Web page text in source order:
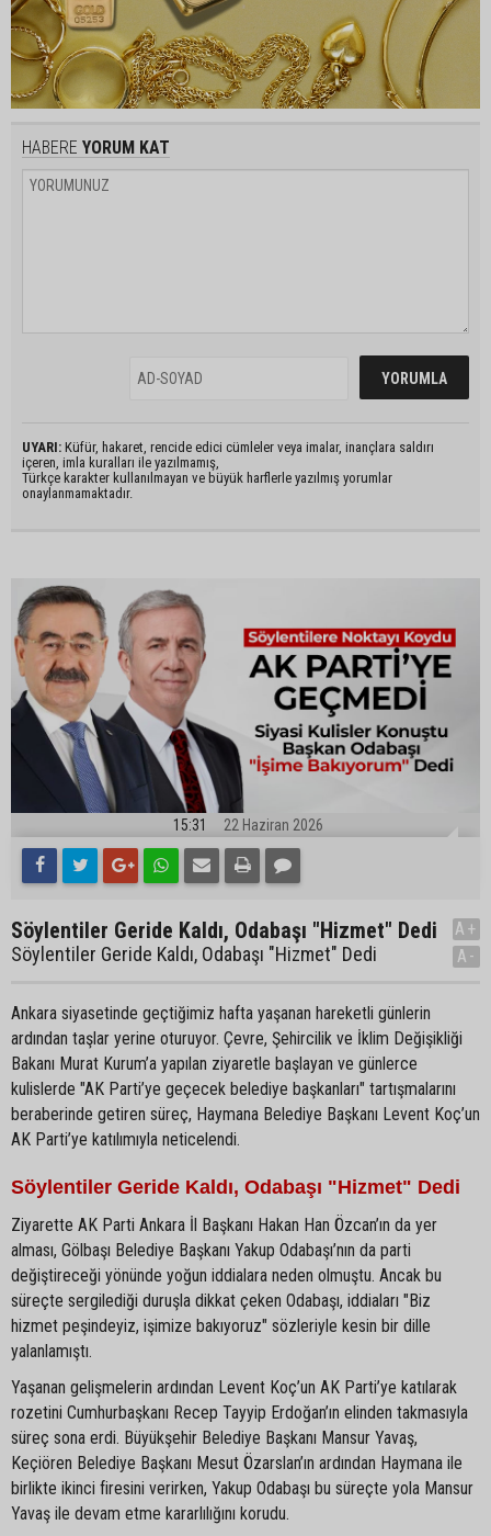
HABERE YORUM KAT
UYARI: Küfür, hakaret, rencide edici cümleler veya imalar, inançlara saldırı
içeren, imla kuralları ile yazılmamış,
Türkçe karakter kullanılmayan ve büyük harflerle yazılmış yorumlar
onaylanmamaktadır.
15:31 22 Haziran 2026
Söylentiler Geride Kaldı, Odabaşı "Hizmet" Dedi
Söylentiler Geride Kaldı, Odabaşı "Hizmet" Dedi
A+
A-
Ankara siyasetinde geçtiğimiz hafta yaşanan hareketli günlerin
ardından taşlar yerine oturuyor. Çevre, Şehircilik ve İklim Değişikliği
Bakanı Murat Kurum’a yapılan ziyaretle başlayan ve günlerce
kulislerde "AK Parti’ye geçecek belediye başkanları" tartışmalarını
beraberinde getiren süreç, Haymana Belediye Başkanı Levent Koç’un
AK Parti’ye katılımıyla neticelendi.
Söylentiler Geride Kaldı, Odabaşı "Hizmet" Dedi
Ziyarette AK Parti Ankara İl Başkanı Hakan Han Özcan’ın da yer
alması, Gölbaşı Belediye Başkanı Yakup Odabaşı’nın da parti
değiştireceği yönünde yoğun iddialara neden olmuştu. Ancak bu
süreçte sergilediği duruşla dikkat çeken Odabaşı, iddiaları "Biz
hizmet peşindeyiz, işimize bakıyoruz" sözleriyle kesin bir dille
yalanlamıştı.
Yaşanan gelişmelerin ardından Levent Koç’un AK Parti’ye katılarak
rozetini Cumhurbaşkanı Recep Tayyip Erdoğan’ın elinden takmasıyla
süreç sona erdi. Büyükşehir Belediye Başkanı Mansur Yavaş,
Keçiören Belediye Başkanı Mesut Özarslan’ın ardından Haymana ile
birlikte ikinci firesini verirken, Yakup Odabaşı bu süreçte yola Mansur
Yavaş ile devam etme kararlılığını korudu.